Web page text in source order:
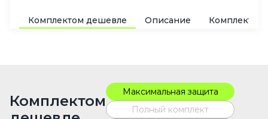
Комплектом дешевле Описание
Комплектом
Максимальная защита
Полный комплект